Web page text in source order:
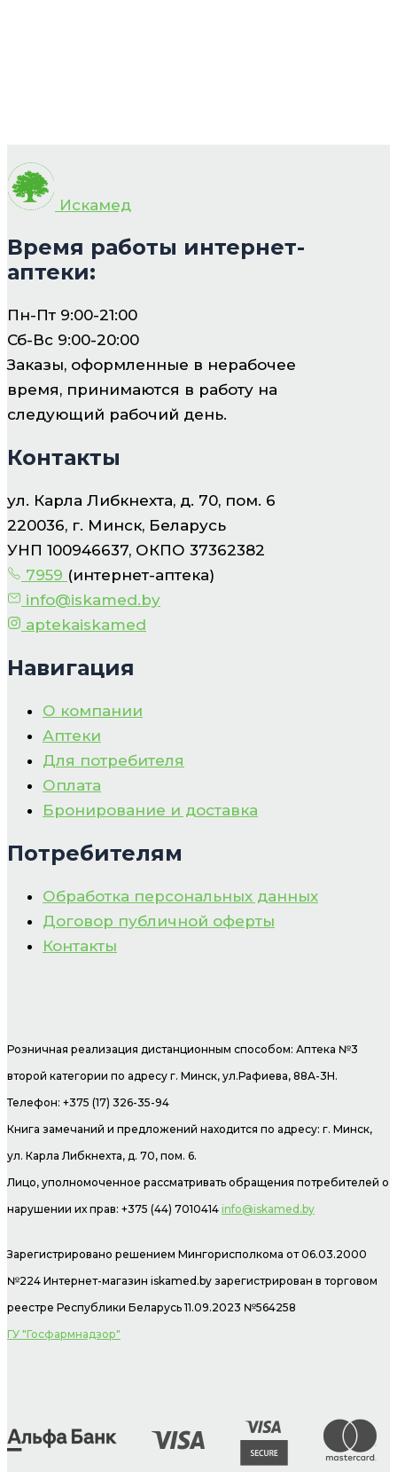
Искамед
Время работы интернет-
аптеки:
Пн-Пт 9:00-21:00
Сб-Вс 9:00-20:00
Заказы, оформленные в нерабочее
время, принимаются в работу на
следующий рабочий день.
Контакты
ул. Карла Либкнехта, д. 70, пом. 6
220036, г. Минск, Беларусь
УНП 100946637, ОКПО 37362382
7959 (интернет-аптека)
info@iskamed.by
aptekaiskamed
Навигация
О компании
Аптеки
Для потребителя
Оплата
Бронирование и доставка
Потребителям
Обработка персональных данных
Договор публичной оферты
Контакты
Розничная реализация дистанционным способом: Аптека №3
второй категории по адресу г. Минск, ул.Рафиева, 88А-3Н.
Телефон: +375 (17) 326-35-94
Книга замечаний и предложений находится по адресу: г. Минск,
ул. Карла Либкнехта, д. 70, пом. 6.
Лицо, уполномоченное рассматривать обращения потребителей о
нарушении их прав: +375 (44) 7010414 info@iskamed.by
Зарегистрировано решением Мингорисполкома от 06.03.2000
№224 Интернет-магазин iskamed.by зарегистрирован в торговом
реестре Республики Беларусь 11.09.2023 №564258
ГУ "Госфармнадзор"